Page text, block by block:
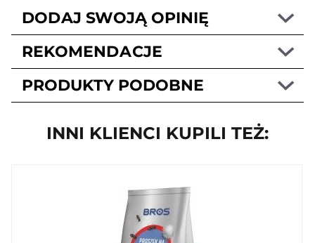
DODAJ SWOJĄ OPINIĘ
REKOMENDACJE
PRODUKTY PODOBNE
INNI KLIENCI KUPILI TEŻ: